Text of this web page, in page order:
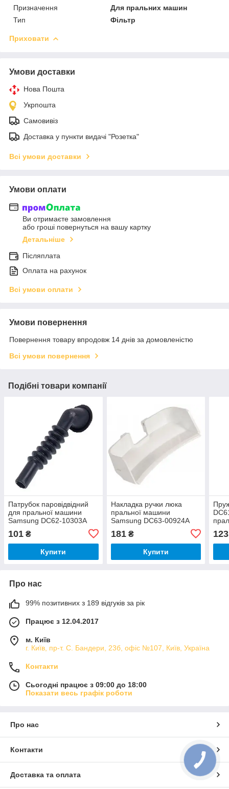
Призначення
Для пральних машин
Тип
Фільтр
Приховати
Умови доставки
Нова Пошта
Укрпошта
Самовивіз
Доставка у пункти видачі "Розетка"
Всі умови доставки
Умови оплати
Ви отримаєте замовлення
або гроші повернуться на вашу картку
Детальніше
Післяплата
Оплата на рахунок
Всі умови оплати
Умови повернення
Повернення товару впродовж 14 днів за домовленістю
Всі умови повернення
Подібні товари компанії
Патрубок паровідвідний
для пральної машини
Samsung DC62-10303A
101 ₴
Купити
Накладка ручки люка
пральної машини
Samsung DC63-00924A
181₴
Купити
123
Про нас
99% позитивних з 189 відгуків за рік
Працює з 12.04.2017
м. Київ
г. Київ, пр-т. С. Бандери, 23б, офіс №107, Київ, Україна
Контакти
Сьогодні працює з 09:00 до 18:00
Показати весь графік роботи
Про нас
Контакти
Доставка та оплата